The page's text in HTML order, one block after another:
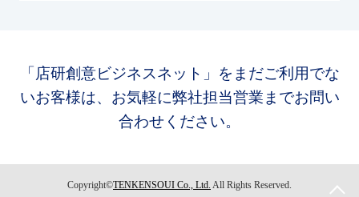
「店研創意ビジネスネット」をまだご利用でな
いお客様は、お気軽に弊社担当営業までお問い
合わせください。
Copyright©TENKENSOUI Co., Ltd. All Rights Reserved.